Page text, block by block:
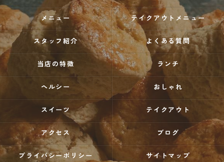
メニュー テイクアウトメニュー
スタッフ紹介 よくある質問
当店の特徴 ランチ
ヘルシー おしゃれ
スイーツ テイクアウト
アクセス ブログ
プライバシーポリシー サイトマップ